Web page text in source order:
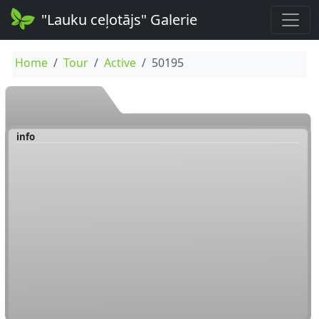
"Lauku ceļotājs" Galerie
Home Tour Active 50195
info